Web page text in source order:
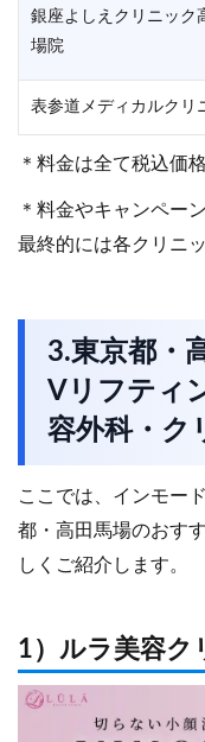
銀座よしえクリニック
場院
表参道メディカルクリ
＊料金は全て税込価
＊料金やキャンペー
最終的には各クリニ
3.東京都・
Vリフティ
容外科・ク
ここでは、インモー
都・高田馬場のおす
しくご紹介します。
1）ルラ美容ク